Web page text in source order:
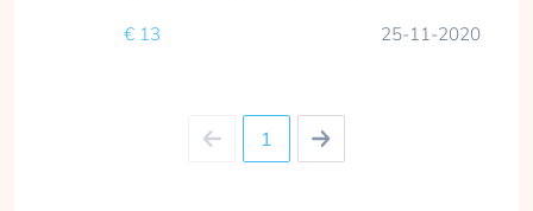
€ 13 25-11-2020
1